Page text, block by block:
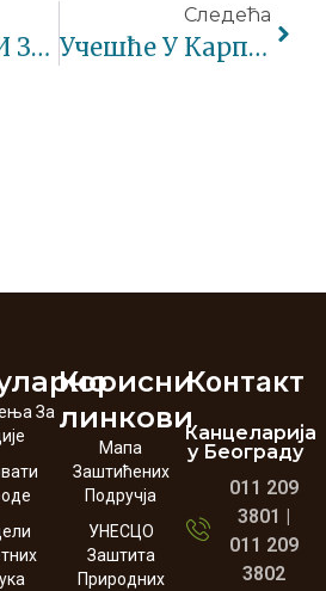
СТРУЧЊАЦИ ЗАВОДА ЗА ЗАШТИТУ ПРИРОДЕ СРБИЈЕ ЗБРИНУЛИ МЛАДУНЦЕ БЕЛЕ ЧИОПЕ ИЗ ПАЛАТЕ „АЛБАНИЈА“
Следећа
Учешће У Карпатском ЛИФЕ СНаП Пројекту
За
Корисни
линкови
Мапа
Заштићених
Подручја
УНЕСЦО
Заштита
Природних
Контакт
Канцеларија
у Београду
011 209
3801 |
011 209
3802